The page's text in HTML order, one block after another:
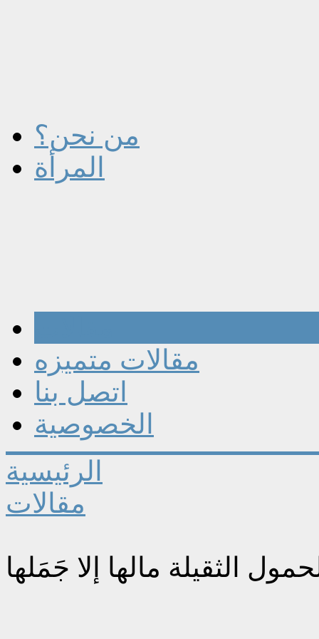
من نحن؟
المرأة
مقالات متميزه
اتصل بنا
الخصوصية
الرئيسية
مقالات
الثقيلة مالها إلا جَمَلها